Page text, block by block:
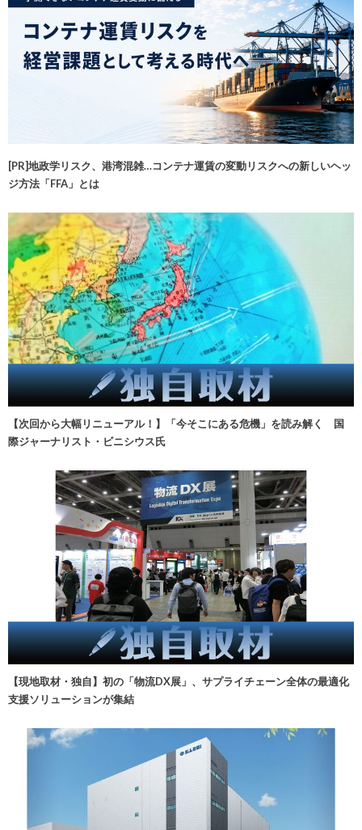
[PR]地政学リスク、港湾混雑…コンテナ運賃の変動リスクへの新しいヘッ
ジ方法「FFA」とは
【次回から大幅リニューアル！】「今そこにある危機」を読み解く 国
際ジャーナリスト・ビニシウス氏
【現地取材・独自】初の「物流DX展」、サプライチェーン全体の最適化
支援ソリューションが集結